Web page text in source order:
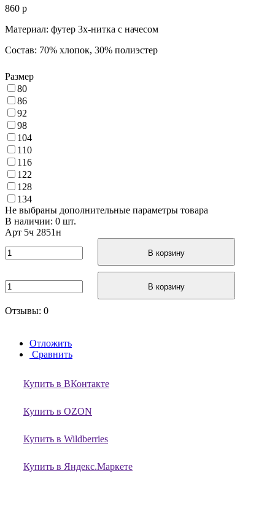
860 p
Материал: футер 3х-нитка с начесом
Состав: 70% хлопок, 30% полиэстер
Размер
80
86
92
98
104
110
116
122
128
134
Не выбраны дополнительные параметры товара
В наличии: 0 шт.
Арт 5ч 2851н
В корзину
В корзину
Отзывы: 0
Отложить
Сравнить
Купить в ВКонтакте
Купить в OZON
Купить в Wildberries
Купить в Яндекс.Маркете